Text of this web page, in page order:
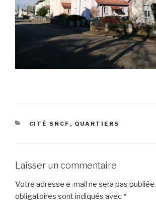
CATÉGORIES
CITÉ SNCF , QUARTIERS
Laisser un commentaire
Votre adresse e-mail ne sera pas publiée.
obligatoires sont indiqués avec *